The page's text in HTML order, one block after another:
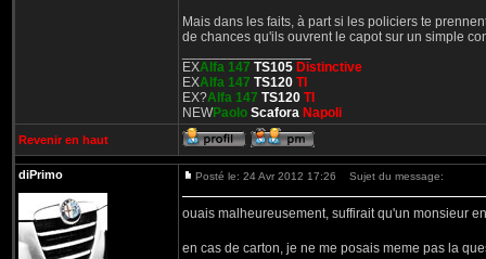
Mais dans les faits, à part si les policiers te
de chances qu'ils ouvrent le capot sur un simple
EXAlfa 147 TS105 Distinctive
EXAlfa 147 TS120 TI
EX?Alfa 147 TS120 TI
NEWPaolo Scafora Napoli
Revenir en haut
diPrimo Posté le: 24 Avr 2012 17:26 Sujet du message:
ouais malheureusement, suffirait qu'un monsieur
en cas de carton, je ne me posais meme pas la